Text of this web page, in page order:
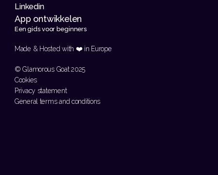
Linkedin
Een gids voor beginners
Made & Hosted with ❤️ in Europe
© Glamorous Goat 2025
Cookies
Privacy statement
General terms and conditions